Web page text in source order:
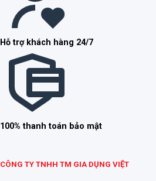
Hỗ trợ khách hàng 24/7
100% thanh toán bảo mật
CÔNG TY TNHH TM GIA DỤNG VIỆT